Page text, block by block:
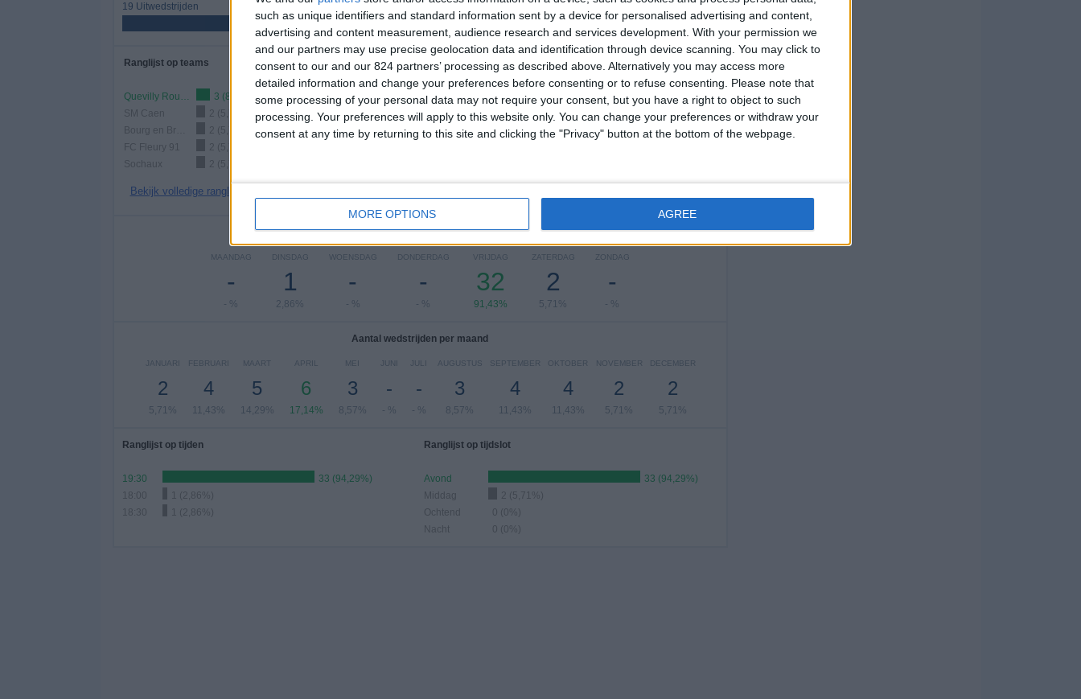
such as unique identifiers and standard information sent by a device for personalised advertising and content,
advertising and content measurement, audience research and services development. With your permission we
and our partners may use precise geolocation data and identification through device scanning. You may click to
consent to our and our 824 partners’ processing as described above. Alternatively you may access more
detailed information and change your preferences before consenting or to refuse consenting.
Please note that
some processing of your personal data may not require your consent, but you have a right to object to such
processing. Your preferences will apply to this website only. You can change your preferences or withdraw your
consent at any time by returning to this site and clicking the "Privacy" button at the bottom of the webpage.
MORE OPTIONS AGREE
19 Uitwedstrijden
Tegenstanders
VS Quevilly
Rouen
COMPETITIES
Ranglijst op teams
Quevilly Rouen
3 (8,57%)
SM Caen
2 (5,71%)
2 (5,71%)
FC Fleury 91
2 (5,71%)
Sochaux
2 (5,71%)
Bekijk volledige ranglijst
Ranglijst op competities
Ligue 3 35 (100%)
Bekijk volledige ranglijst
Aantal wedstrijden per dag van de week
MAANDAG
-
- %
DINSDAG
1
2,86%
WOENSDAG
-
- %
DONDERDAG
-
- %
VRIJDAG
32
91,43%
ZATERDAG
2
5,71%
ZONDAG
-
- %
Aantal wedstrijden per maand
JANUARI
2
5,71%
FEBRUARI
4
11,43%
MAART
5
14,29%
APRIL
6
17,14%
MEI
3
8,57%
JUNI
-
- %
JULI
-
- %
AUGUSTUS
3
8,57%
SEPTEMBER
4
11,43%
OKTOBER
4
11,43%
NOVEMBER
2
5,71%
DECEMBER
2
5,71%
Ranglijst op tijden
19:30
33 (94,29%)
18:00
1 (2,86%)
18:30
1 (2,86%)
Ranglijst op tijdslot
Avond
33 (94,29%)
Middag
2 (5,71%)
Ochtend
0 (0%)
Nacht
0 (0%)